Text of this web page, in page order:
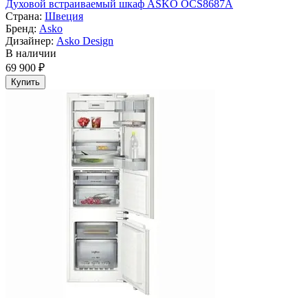
Духовой встраиваемый шкаф ASKO OCS8687A
Страна: Швеция
Бренд: Asko
Дизайнер: Asko Design
В наличии
69 900 ₽
Купить